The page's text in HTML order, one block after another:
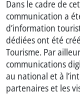
Dans le cadre de
communication a
d’information
dédiées ont été
Tourisme. Par
communications
au national et à
partenaires et les